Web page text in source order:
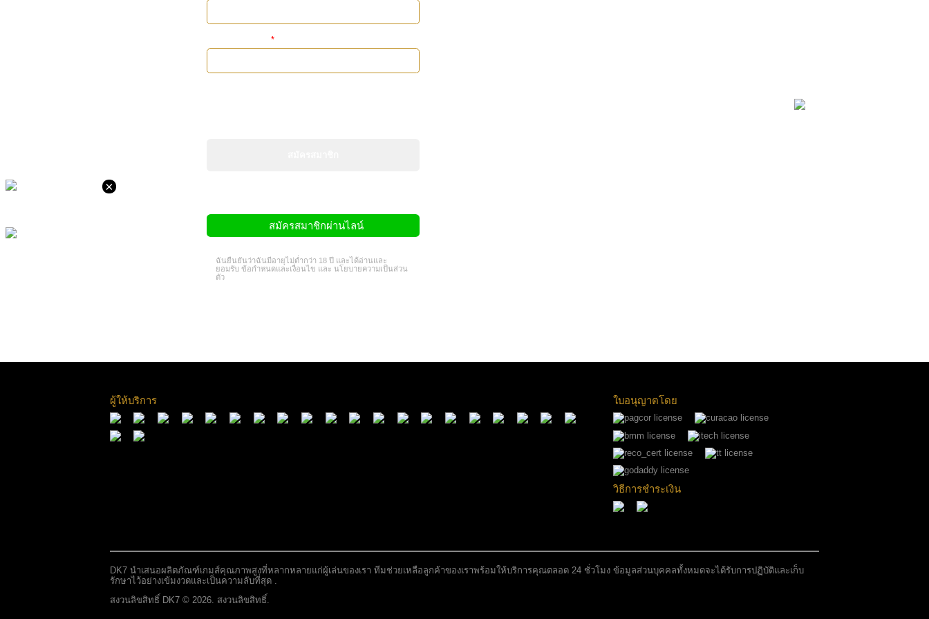
×
สมัครสมาชิกผ่านไลน์
ฉันยืนยันว่าฉันมีอายุไม่ต่ำกว่า 18 ปี และได้อ่านและ
ยอมรับ ข้อกำหนดและเงื่อนไข และ นโยบายความเป็นส่วน
ตัว
ผู้ให้บริการ ใบอนุญาตโดย
วิธีการชำระเงิน
DK7 นำเสนอผลิตภัณฑ์เกมส์คุณภาพสูงที่หลากหลายแก่ผู้เล่นของเรา ทีมช่วยเหลือลูกค้าของเราพร้อมให้บริการคุณตลอด 24 ชั่วโมง ข้อมูลส่วนบุคคลทั้งหมดจะได้รับการปฏิบัติและเก็บ
รักษาไว้อย่างเข้มงวดและเป็นความลับที่สุด .
สงวนลิขสิทธิ์ DK7 © 2026. สงวนลิขสิทธิ์.